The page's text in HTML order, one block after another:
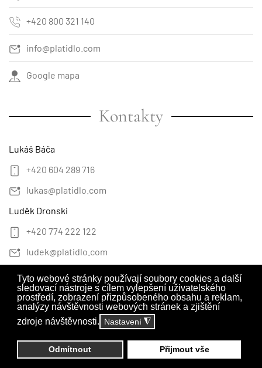
Tyto webové stránky používají soubory cookies a další
sledovací nástroje s cílem vylepšení uživatelského
prostředí, zobrazení přizpůsobeného obsahu a reklam,
analýzy návštěvnosti webových stránek a zjištění
zdroje návštěvnosti.
Nastavení ◮
Odmítnout Přijmout vše
+420 800 321 140
info@platidlo.com
Google mapa
Kontakty
Lukáš Báča
+420 604 289 716
lukas@platidlo.com
Luděk Dronski
+420 774 222 122
ludek@platidlo.com
Ing. Petr Eiselt
+420 777 555 643
petr@platidlo.com